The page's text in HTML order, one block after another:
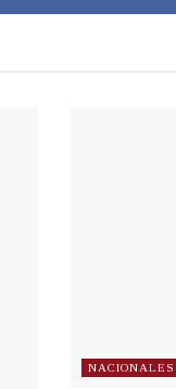
NACIONALES